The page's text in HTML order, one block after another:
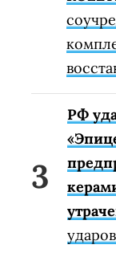
РФ